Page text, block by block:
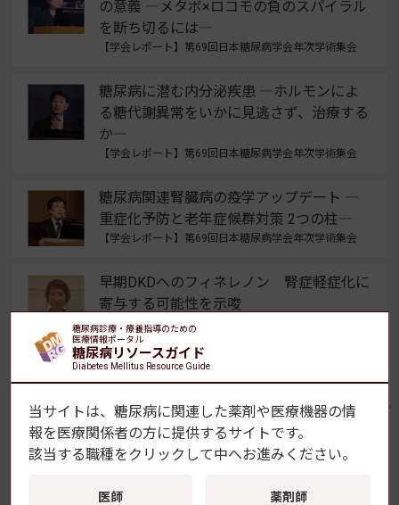
の意義 ―メタボ×ロコモの負のスパイラル
を断ち切るには―
【学会レポート】第69回日本糖尿病学会年次学術集会
糖尿病に潜む内分泌疾患 ―ホルモンによ
る糖代謝異常をいかに見逃さず、治療する
か―
【学会レポート】第69回日本糖尿病学会年次学術集会
糖尿病関連腎臓病の疫学アップデート ―
重症化予防と老年症候群対策 2つの柱―
【学会レポート】第69回日本糖尿病学会年次学術集会
早期DKDへのフィネレノン 腎症軽症化に
寄与する可能性を示唆
【学会レポート】第69回日本糖尿病学会年次学術集会
よく読まれている記事
FreeStyleリブレ2、X線・CT検査時のセンサー取り
糖尿病診療・療養指導のための
医療情報ポータル
糖尿病リソースガイド
Diabetes Mellitus Resource Guide
当サイトは、糖尿病に関連した薬剤や医療機器の情
報を医療関係者の方に提供するサイトです。
該当する職種をクリックして中へお進みください。
医師 薬剤師